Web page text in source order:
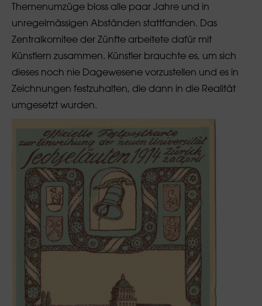
Themenumzüge bloss alle paar Jahre und in
unregelmässigen Abständen stattfanden. Das
Zentralkomitee der Zünfte arbeitete dafür mit
Künstlern zusammen. Künstler brauchte es, um sich
dieses noch nie Dagewesene vorzustellen und es in
Zeichnungen festzuhalten, die dann in die Realität
umgesetzt wurden.